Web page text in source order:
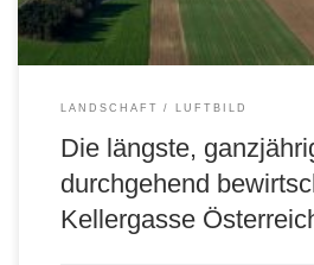
LANDSCHAFT LUFTBILD
Die längste,
durchgehend
Kellergasse